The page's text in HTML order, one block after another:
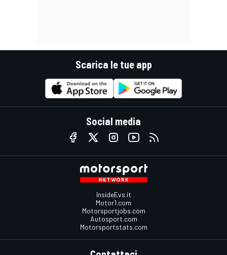
Scarica le tue app
Social media
InsideEvs.it
Motor1.com
Motorsportjobs.com
Autosport.com
Motorsportstats.com